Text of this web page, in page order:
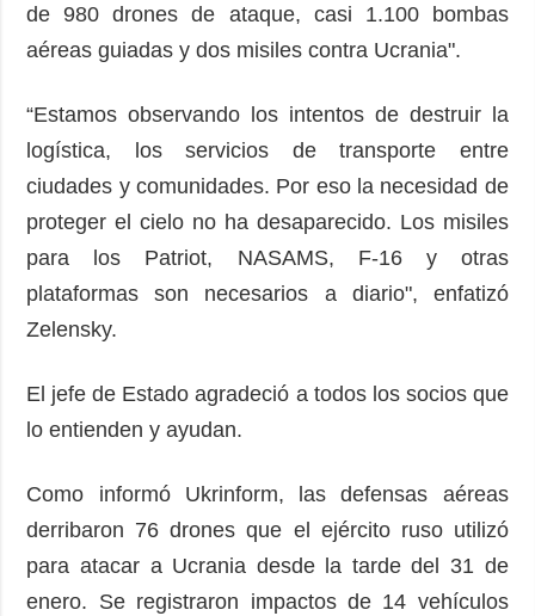
de 980 drones de ataque, casi 1.100 bombas
aéreas guiadas y dos misiles contra Ucrania".
“Estamos observando los intentos de destruir la
logística, los servicios de transporte entre
ciudades y comunidades. Por eso la necesidad de
proteger el cielo no ha desaparecido. Los misiles
para los Patriot, NASAMS, F-16 y otras
plataformas son necesarios a diario", enfatizó
Zelensky.
El jefe de Estado agradeció a todos los socios que
lo entienden y ayudan.
Como informó Ukrinform, las defensas aéreas
derribaron 76 drones que el ejército ruso utilizó
para atacar a Ucrania desde la tarde del 31 de
enero. Se registraron impactos de 14 vehículos